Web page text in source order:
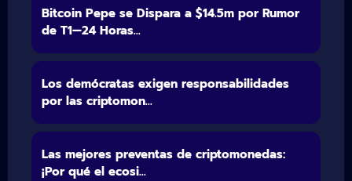
Bitcoin Pepe se Dispara a $14.5m por Rumor
de T1—24 Horas...
Los demócratas exigen responsabilidades
por las criptomon...
Las mejores preventas de criptomonedas:
¡Por qué el ecosi...